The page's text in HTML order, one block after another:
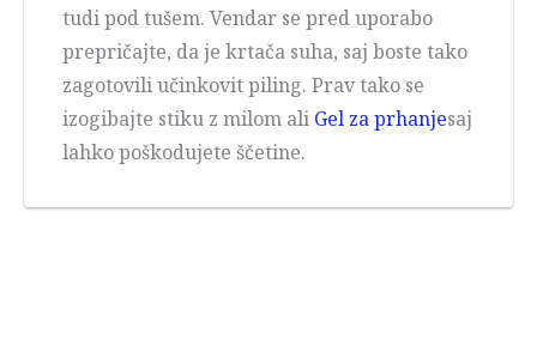
tudi pod tušem. Vendar se pred uporabo
prepričajte, da je krtača suha, saj boste tako
zagotovili učinkovit piling. Prav tako se
izogibajte stiku z milom ali Gel za prhanjesaj
lahko poškodujete ščetine.